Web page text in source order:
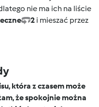
nie ma ich na liście
2 i mieszać przez
która z czasem może
że spokojnie można